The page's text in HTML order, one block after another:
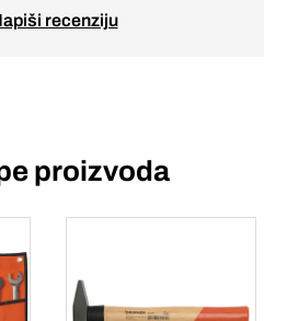
recenziju
proizvoda